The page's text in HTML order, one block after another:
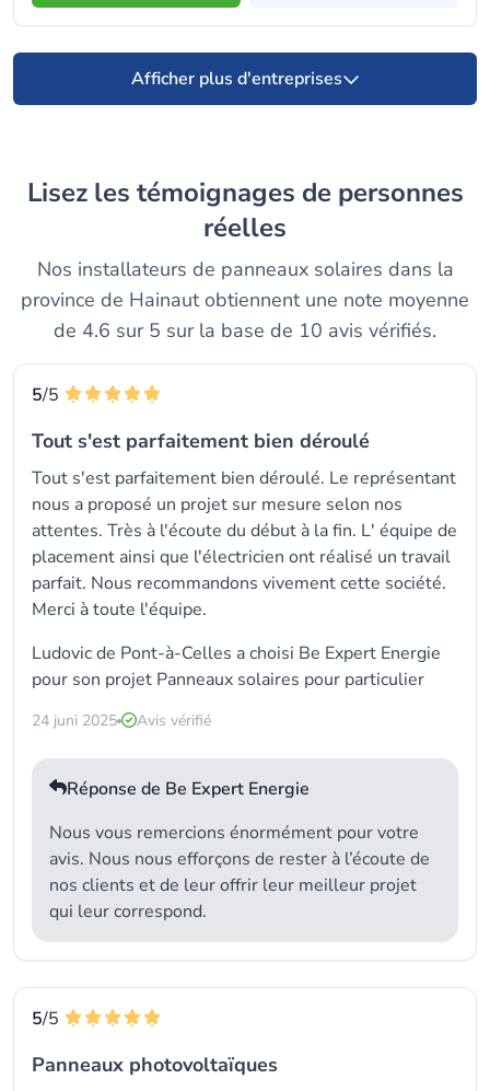
Afficher plus d'entreprises
Lisez les témoignages de personnes
réelles
Nos installateurs de panneaux solaires dans la
province de Hainaut obtiennent une note moyenne
de 4.6 sur 5 sur la base de 10 avis vérifiés.
5/5
Tout s'est parfaitement bien déroulé
Tout s'est parfaitement bien déroulé. Le représentant
nous a proposé un projet sur mesure selon nos
attentes. Très à l'écoute du début à la fin. L' équipe de
placement ainsi que l'électricien ont réalisé un travail
parfait. Nous recommandons vivement cette société.
Merci à toute l'équipe.
Ludovic de Pont-à-Celles a choisi Be Expert Energie
pour son projet Panneaux solaires pour particulier
24 juni 2025 Avis vérifié
Réponse de Be Expert Energie
Nous vous remercions énormément pour votre
avis. Nous nous efforçons de rester à l’écoute de
nos clients et de leur offrir leur meilleur projet
qui leur correspond.
5/5
Panneaux photovoltaïques